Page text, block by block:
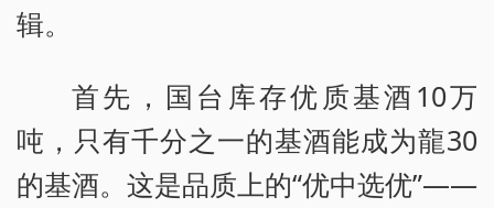
辑。
首先，国台库存优质基酒10万
吨，只有千分之一的基酒能成为龍30
的基酒。这是品质上的“优中选优”——